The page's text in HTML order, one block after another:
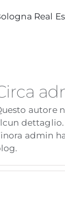
autore
dettaglio.
admin